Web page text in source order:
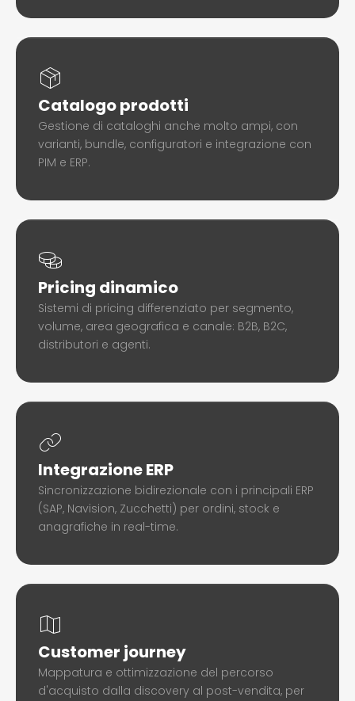
Catalogo prodotti
Gestione di cataloghi anche molto ampi, con
varianti, bundle, configuratori e integrazione con
PIM e ERP.
Pricing dinamico
Sistemi di pricing differenziato per segmento,
volume, area geografica e canale: B2B, B2C,
distributori e agenti.
Integrazione ERP
Sincronizzazione bidirezionale con i principali ERP
(SAP, Navision, Zucchetti) per ordini, stock e
anagrafiche in real-time.
Customer journey
Mappatura e ottimizzazione del percorso
d'acquisto dalla discovery al post-vendita, per